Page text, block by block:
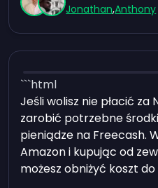
Jonathan,Anthony
```html
Jeśli wolisz nie płacić za
zarobić potrzebne
pieniądze na Freecash.
Amazon i kupując od
możesz obniżyć koszt do